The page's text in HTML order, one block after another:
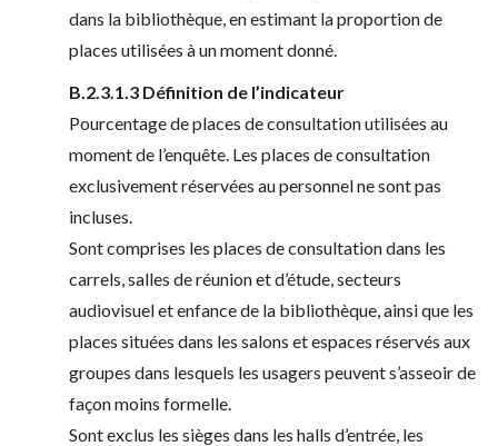
dans la bibliothèque, en estimant la proportion de
places utilisées à un moment donné.
B.2.3.1.3 Définition de l’indicateur
Pourcentage de places de consultation utilisées au
moment de l’enquête. Les places de consultation
exclusivement réservées au personnel ne sont pas
incluses.
Sont comprises les places de consultation dans les
carrels, salles de réunion et d’étude, secteurs
audiovisuel et enfance de la bibliothèque, ainsi que les
places situées dans les salons et espaces réservés aux
groupes dans lesquels les usagers peuvent s’asseoir de
façon moins formelle.
Sont exclus les sièges dans les halls d’entrée, les